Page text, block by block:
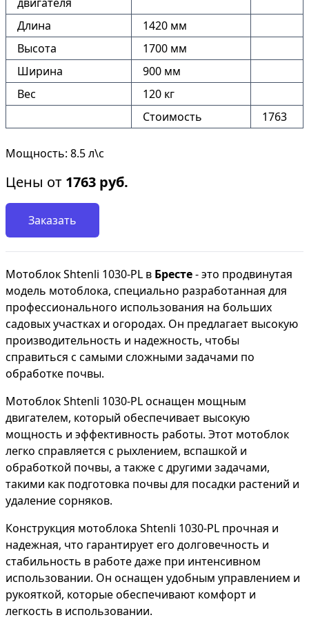
Длина
1420 мм
Высота
1700 мм
Ширина
900 мм
Вес
120 кг
Стоимость
1763
Мощность: 8.5 л\с
Цены от 1763 руб.
Заказать
Мотоблок Shtenli 1030-PL в Бресте- это продвинутая
модель мотоблока, специально разработанная для
профессионального использования на больших
садовых участках и огородах. Он предлагает высокую
производительность и надежность, чтобы
справиться с самыми сложными задачами по
обработке почвы.
Мотоблок Shtenli 1030-PL оснащен мощным
двигателем, который обеспечивает высокую
мощность и эффективность работы. Этот мотоблок
легко справляется с рыхлением, вспашкой и
обработкой почвы, а также с другими задачами,
такими как подготовка почвы для посадки растений и
удаление сорняков.
Конструкция мотоблока Shtenli 1030-PL прочная и
надежная, что гарантирует его долговечность и
стабильность в работе даже при интенсивном
использовании. Он оснащен удобным управлением и
рукояткой, которые обеспечивают комфорт и
легкость в использовании.